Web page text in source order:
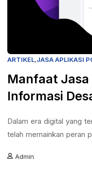
ARTIKEL,JASA APLIKASI
Manfaat
Informasi
Dalam era digital yang
telah memainkan peran
Admin